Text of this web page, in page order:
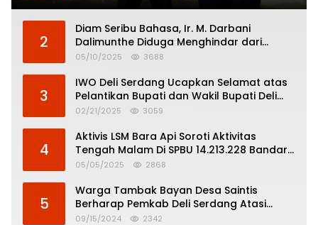
2
Diam Seribu Bahasa, Ir. M. Darbani
Dalimunthe Diduga Menghindar dari
Pertanggungjawaban Politik
05/10/2025 3688
3
IWO Deli Serdang Ucapkan Selamat atas
Pelantikan Bupati dan Wakil Bupati Deli
Serdang
02/21/2025 3059
4
Aktivis LSM Bara Api Soroti Aktivitas
Tengah Malam Di SPBU 14.213.228 Bandar
Tinggi
05/05/2025 2868
5
Warga Tambak Bayan Desa Saintis
Berharap Pemkab Deli Serdang Atasi
Banjir
09/15/2024 2342